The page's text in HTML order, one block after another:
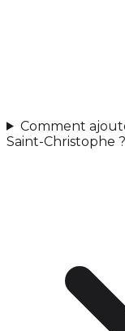
Comment
Saint-Christophe ?